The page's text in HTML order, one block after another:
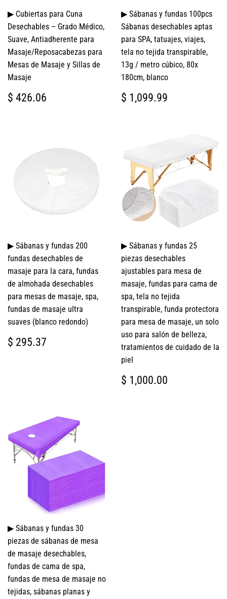
▶ Cubiertas para Cuna
Desechables – Grado Médico,
Suave, Antiadherente para
Masaje/Reposacabezas para
Mesas de Masaje y Sillas de
Masaje
PRECIO
HABITUAL
$ 426.06
▶ Sábanas y fundas 100pcs
Sábanas desechables aptas
para SPA, tatuajes, viajes,
tela no tejida transpirable,
13g / metro cúbico, 80x
180cm, blanco
PRECIO
HABITUAL
$ 1,099.99
▶ Sábanas y fundas 200
fundas desechables de
masaje para la cara, fundas
de almohada desechables
para mesas de masaje, spa,
fundas de masaje ultra
suaves (blanco redondo)
PRECIO
HABITUAL
$ 295.37
▶ Sábanas y fundas 25
piezas desechables
ajustables para mesa de
masaje, fundas para cama de
spa, tela no tejida
transpirable, funda protectora
para mesa de masaje, un solo
uso para salón de belleza,
tratamientos de cuidado de la
piel
PRECIO
HABITUAL
$ 1,000.00
▶ Sábanas y fundas 30
piezas de sábanas de mesa
de masaje desechables,
fundas de cama de spa,
fundas de mesa de masaje no
tejidas, sábanas planas y